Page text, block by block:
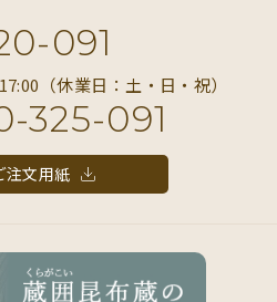
091
（休業日：土・日・祝）
325-091
注文用紙